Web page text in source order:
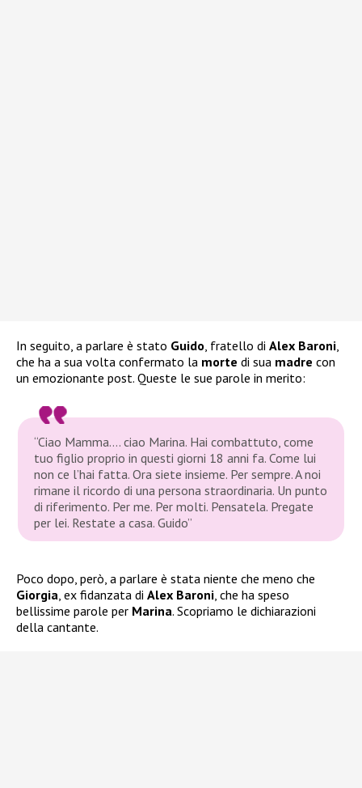
In seguito, a parlare è stato Guido , fratello di Alex Baroni
che ha a sua volta confermato la morte di sua madre con
un emozionante post. Queste le sue parole in merito:
“Ciao Mamma…. ciao Marina. Hai combattuto, come
tuo figlio proprio in questi giorni 18 anni fa. Come lui
non ce l’hai fatta. Ora siete insieme. Per sempre. A noi
rimane il ricordo di una persona straordinaria. Un punto
di riferimento. Per me. Per molti. Pensatela. Pregate
per lei. Restate a casa. Guido”
Poco dopo, però, a parlare è stata niente che meno che
Giorgia , ex fidanzata di Alex Baroni , che ha speso
bellissime parole per Marina. Scopriamo le dichiarazioni
della cantante.